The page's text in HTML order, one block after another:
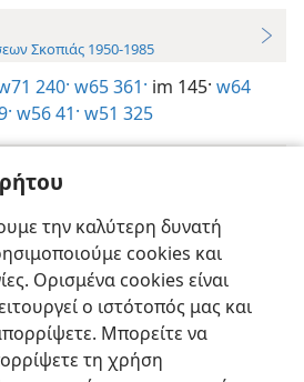
την καλύτερη δυνατή
cookies και
Ορισμένα cookies είναι
ο ιστότοπός μας και
Μπορείτε να
τη χρήση
Σκοπιάς 1950-1985
240· w65 361· im 145· w64
w56 41· w51 325
Μάρτυρες του Ιεχωβά—Έκδοση 2019